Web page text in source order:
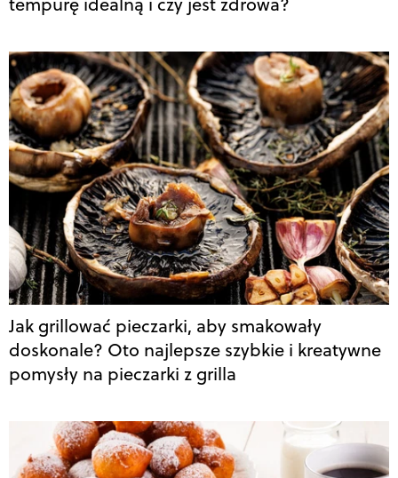
Jak grillować pieczarki, aby smakowały
doskonale? Oto najlepsze szybkie i kreatywne
pomysły na pieczarki z grilla